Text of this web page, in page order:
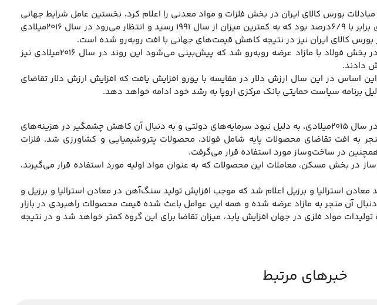
ارزش و حجم مبادلات بورس کالای ایران در بخش فلزات و مواد معدنی را اعلام کرد، نخستین عامل شرایط جهانی
است، زیرا نرخ رشد ناخالص داخلی چین در سال ۲۰۱۵میلادی برابر با ۶/۹درصد بود که به کمترین میزان از سال ۱۹۹۱ رسید و انتظار می‌رود در سال ۲۰۱۶میلادی
کالای ایران نیز در نتیجه کاهش قیمت‌های جهانی با افت روبه‌رو شده است.
همچنین بازار محصولات فلزی و معدنی در جهان به ویژه در بخش فولاد با مازاد عرضه روبه‌رو شد که پیش‌بینی می‌شود این روند در سال ۲۰۱۶میلادی نیز
دادند.
ارزش دلار در سال ۲۰۱۵ است و بر این اساس در این سال ارزش دلار در مقایسه با یورو افزایش یافت که افزایش ارزش دلار تقاضای
برنامه سیاست حمایتی بانک مرکزی اروپا به رشد خود ادامه خواهد دهد.
سومین عامل کاهش در بازار داخلی عنوان شده است، زیرا در سال ۲۰۱۵میلادی، به دلیل نبود سرمایه‌های دولتی و به دنبال آن کاهش چشمگیر در هزینه‌های
به افت تقاضای محصولات پایه شامل فولاد، محصولات پتروشیمیایی و کشاورزی شد. فلزات
در ساخت‌وساز مورد استفاده قرار می‌گرفت.
بخش مسکن، معاملات این محصولات که به عنوان مواد اولیه مورد استفاده قرار می‌گیرند،
استرالیا و برزیل اعلام شد که موجب افزایش تولید سنگ‌آهن در معادن استرالیا و برزیل و
آن منجر به مازاد عرضه شده و همه این عوامل باعث شده قیمت محصولات راهبردی در بازار
هر اندازه تولیدات مواد فلزی در جهان افزایش یابد، میزان تقاضا برای این گروه کمتر خواهد شد و در نتیجه
خبرهای مرتبط